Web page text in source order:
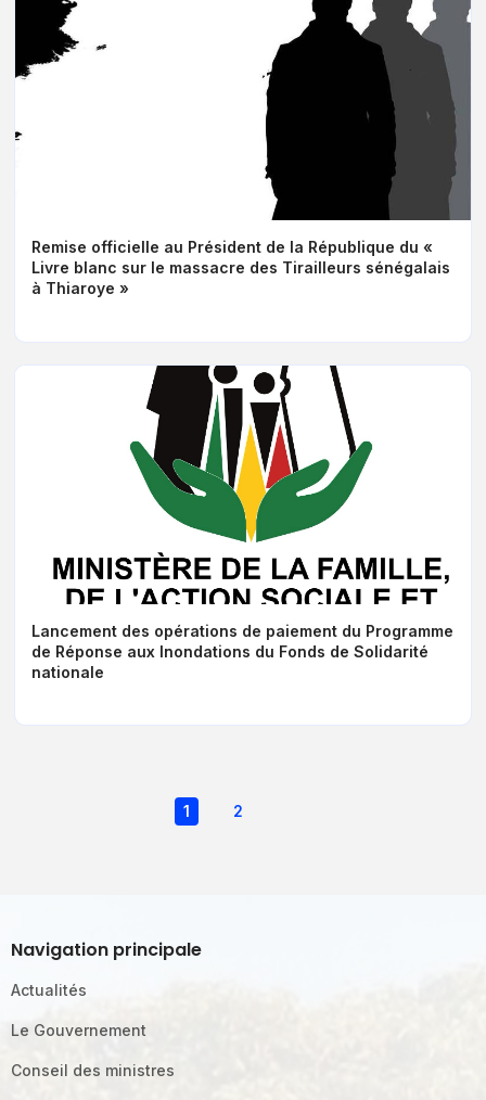
Remise officielle au Président de la République du «
Livre blanc sur le massacre des Tirailleurs sénégalais
à Thiaroye »
Lancement des opérations de paiement du Programme
de Réponse aux Inondations du Fonds de Solidarité
nationale
Page
1 Page
2
Navigation principale
Actualités
Le Gouvernement
Conseil des ministres